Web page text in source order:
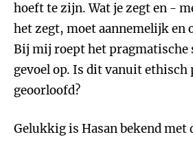
hoeft te zijn. Wat je zegt en -
het zegt, moet aannemelijk en
Bij mij roept het pragmatische
gevoel op. Is dit vanuit ethisch
geoorloofd?
Gelukkig is Hasan bekend met